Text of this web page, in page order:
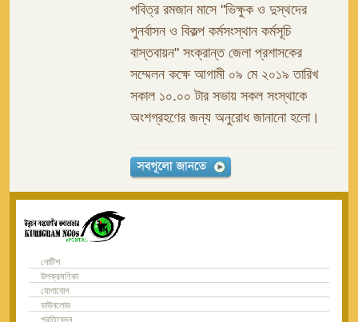
পবিত্র রমজান মাসে ''ভিক্ষুক ও দুস্থদের
পুনর্বাসন ও বিকল্প কর্মসংস্থান কর্মসূচি
বাস্তবায়ন" সংক্রান্ত জেলা প্রশাসকের
সম্মেলন কক্ষে আগামী ০৯ মে ২০১৯ তারিখ
সকাল ১০.০০ টার সভায় সকল সংস্থাকে
অংশগ্রহণের জন্য অনুরোধ জানানো হলো।
নোটিশ
উপক্রমণিকা
যোগাযোগ
ডাউনলোড
প্রতিবেদন